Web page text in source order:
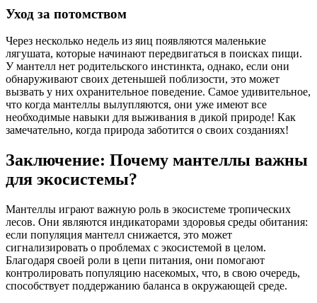
Уход за потомством
Через несколько недель из яиц появляются маленькие
лягушата, которые начинают передвигаться в поисках пищи.
У мантелл нет родительского инстинкта, однако, если они
обнаруживают своих детенышей поблизости, это может
вызвать у них охранительное поведение. Самое удивительное,
что когда мантеллы вылупляются, они уже имеют все
необходимые навыки для выживания в дикой природе! Как
замечательно, когда природа заботится о своих созданиях!
Заключение: Почему мантеллы важны
для экосистемы?
Мантеллы играют важную роль в экосистеме тропических
лесов. Они являются индикаторами здоровья среды обитания:
если популяция мантелл снижается, это может
сигнализировать о проблемах с экосистемой в целом.
Благодаря своей роли в цепи питания, они помогают
контролировать популяцию насекомых, что, в свою очередь,
способствует поддержанию баланса в окружающей среде.